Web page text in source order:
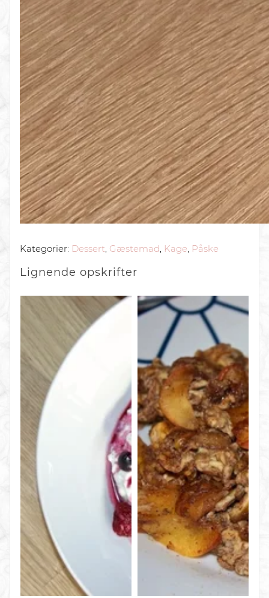
Kategorier: Dessert, Gæstemad, Kage, Påske
Lignende opskrifter